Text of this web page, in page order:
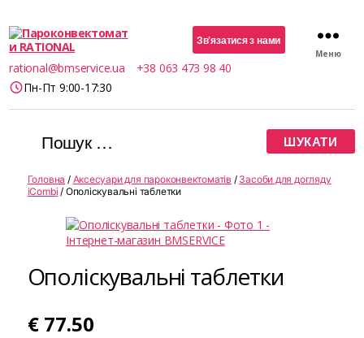
Пароконвектомати
RATIONAL
Зв’язатися з нами
rational@bmservice.ua
+38 063 473 98 40
Пн-Пт 9:00-17:30
Меню
Шукати:
Головна / Аксесуари для пароконвектоматів / Засоби для догляду
iCombi / Ополіскувальні таблетки
Ополіскувальні таблетки
€ 77.50